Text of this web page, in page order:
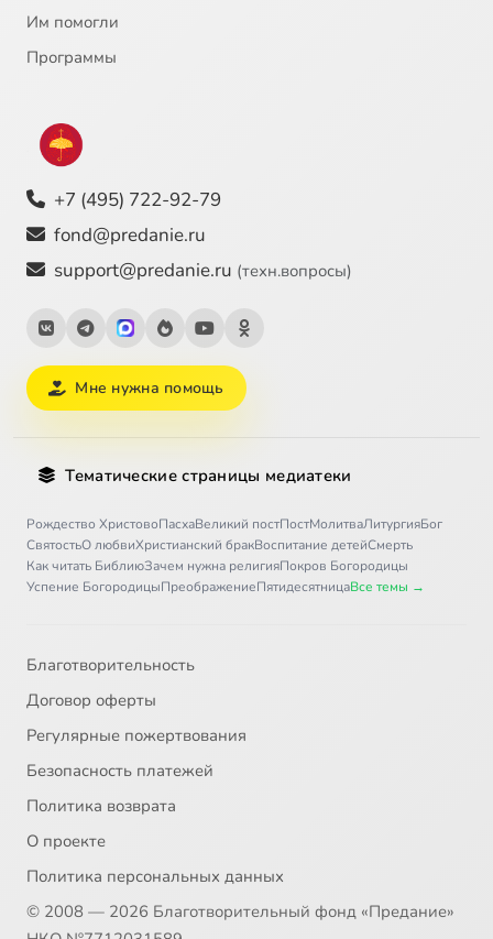
Им помогли
Программы
+7 (495) 722-92-79
fond@predanie.ru
support@predanie.ru (техн.вопросы)
Мне нужна помощь
Тематические страницы медиатеки
Рождество ХристовоПасхаВеликий постПостМолитваЛитургияБог
СвятостьО любвиХристианский бракВоспитание детейСмерть
Как читать БиблиюЗачем нужна религияПокров Богородицы
Успение БогородицыПреображениеПятидесятницаВсе темы →
Благотворительность
Договор оферты
Регулярные пожертвования
Безопасность платежей
Политика возврата
О проекте
Политика персональных данных
© 2008 — 2026 Благотворительный фонд «Предание»